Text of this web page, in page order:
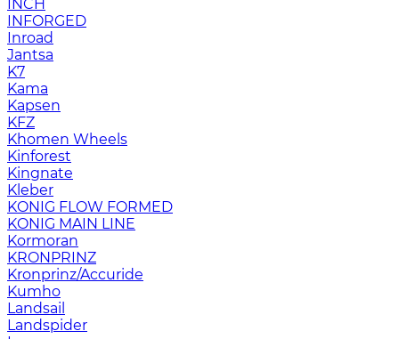
INCH
INFORGED
Inroad
Jantsa
K7
Kama
Kapsen
KFZ
Khomen Wheels
Kinforest
Kingnate
Kleber
KONIG FLOW FORMED
KONIG MAIN LINE
Kormoran
KRONPRINZ
Kronprinz/Accuride
Kumho
Landsail
Landspider